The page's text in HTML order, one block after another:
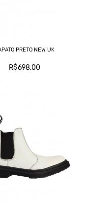
PRETO NEW UK
R$698,00